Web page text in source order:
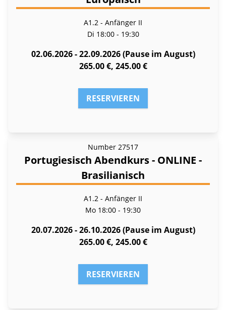
A1.2 - Anfänger II
Di 18:00 - 19:30
02.06.2026 - 22.09.2026 (Pause im August)
265.00 €, 245.00 €
RESERVIEREN
Number 27517
Portugiesisch Abendkurs - ONLINE -
Brasilianisch
A1.2 - Anfänger II
Mo 18:00 - 19:30
20.07.2026 - 26.10.2026 (Pause im August)
265.00 €, 245.00 €
RESERVIEREN